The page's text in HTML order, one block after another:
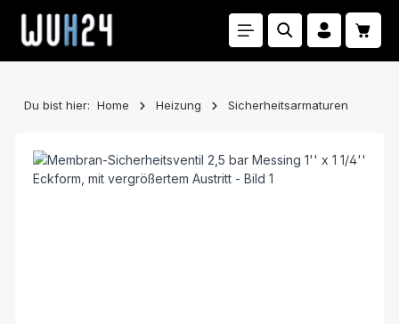
Zum Hauptinhalt springen
Du bist hier: Home Heizung Sicherheitsarmaturen